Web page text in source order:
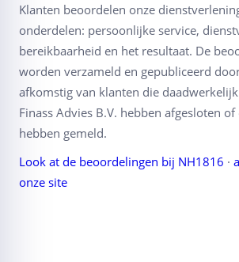
Klanten beoordelen onze
onderdelen: persoonlijke service,
bereikbaarheid en het resultaat. De
worden verzameld en gepubliceerd
afkomstig van klanten die
Finass Advies B.V. hebben afgesloten of
hebben gemeld.
Look at de beoordelingen bij NH1816 ·
onze site